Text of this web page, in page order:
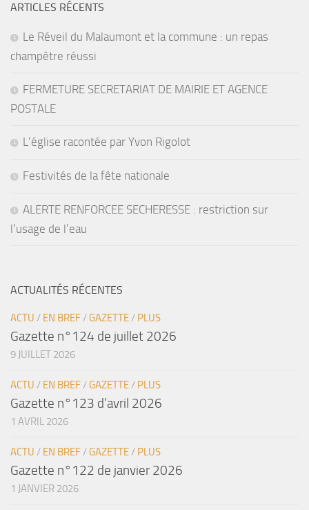
ARTICLES RÉCENTS
Le Réveil du Malaumont et la commune : un repas
champêtre réussi
FERMETURE SECRETARIAT DE MAIRIE ET AGENCE
POSTALE
L’église racontée par Yvon Rigolot
Festivités de la fête nationale
ALERTE RENFORCEE SECHERESSE : restriction sur
l’usage de l’eau
ACTUALITÉS RÉCENTES
ACTU / EN BREF/GAZETTE/ PLUS
Gazette n°124 de juillet 2026
9 JUILLET 2026
ACTU / EN BREF/GAZETTE/ PLUS
Gazette n°123 d’avril 2026
1 AVRIL 2026
ACTU / EN BREF/GAZETTE/ PLUS
Gazette n°122 de janvier 2026
1 JANVIER 2026